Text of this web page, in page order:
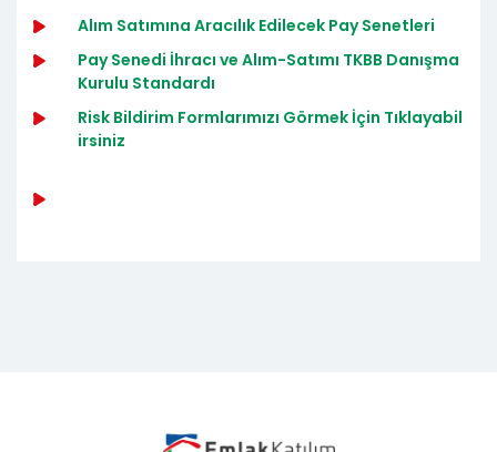
Alım Satımına Aracılık Edilecek Pay Senetleri
Pay Senedi İhracı ve Alım-Satımı TKBB Danışma
Kurulu Standardı
Risk Bildirim Formlarımızı Görmek İçin Tıklayabil
irsiniz